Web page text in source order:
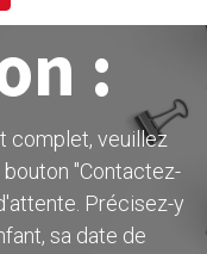
:
complet, veuillez
''Contactez-
Précisez-y
sa date de